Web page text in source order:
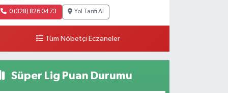
0 (328) 826 04 73 Yol Tarifi Al
Tüm Nöbetçi Eczaneler
Süper Lig Puan Durumu